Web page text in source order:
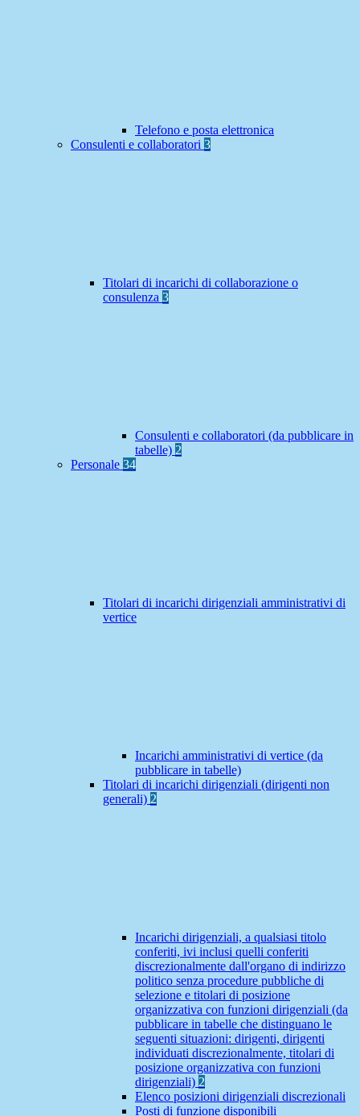
Telefono e posta elettronica
Consulenti e collaboratori 3
Titolari di incarichi di collaborazione o
consulenza 3
Consulenti e collaboratori (da pubblicare in
tabelle) 2
Personale 34
Titolari di incarichi dirigenziali amministrativi di
vertice
Incarichi amministrativi di vertice (da
pubblicare in tabelle)
Titolari di incarichi dirigenziali (dirigenti non
generali) 2
Incarichi dirigenziali, a qualsiasi titolo
conferiti, ivi inclusi quelli conferiti
discrezionalmente dall'organo di indirizzo
politico senza procedure pubbliche di
selezione e titolari di posizione
organizzativa con funzioni dirigenziali (da
pubblicare in tabelle che distinguano le
seguenti situazioni: dirigenti, dirigenti
individuati discrezionalmente, titolari di
posizione organizzativa con funzioni
dirigenziali) 2
Elenco posizioni dirigenziali discrezionali
Posti di funzione disponibili